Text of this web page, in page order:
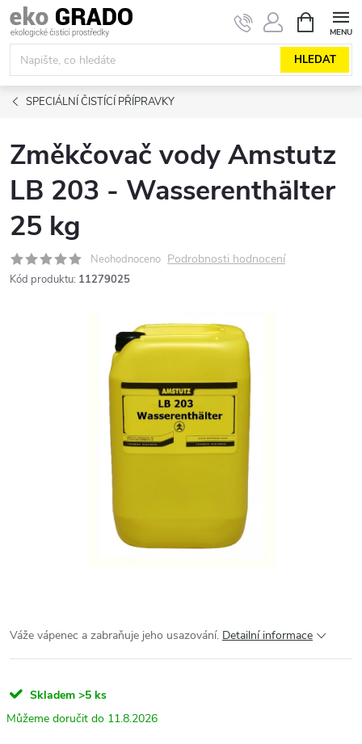
Přejít
na
obsah
HLEDAT
NÁKUPNÍ
KOŠÍK
SPECIÁLNÍ ČISTÍCÍ PŘÍPRAVKY
Změkčovač vody Amstutz
LB 203 - Wasserenthälter
25 kg
Neohodnoceno Podrobnosti hodnocení
Kód produktu: 11279025
Váže vápenec a zabraňuje jeho usazování. Detailní informace
Skladem >5 ks
11.8.2026